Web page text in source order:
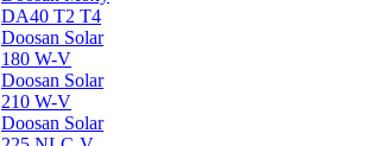
DA40 T2 T4
Doosan Solar
180 W-V
Doosan Solar
210 W-V
Doosan Solar